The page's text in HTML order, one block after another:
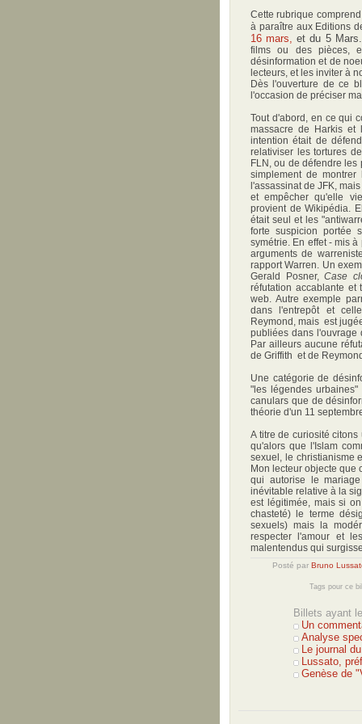
Cette rubrique
à paraître aux Editions
16 mars, et du 5
films ou des pièces,
désinformation et de
lecteurs, et les inviter à
Dès l'ouverture de ce
l'occasion de préciser
Tout d'abord, en ce qui
massacre de Harkis et
intention était de
relativiser les tortures
FLN, ou de défendre les
simplement de
l'assassinat de JFK,
et empêcher qu'elle
provient de Wikipédia.
était seul et les
forte suspicion portée
symétrie. En effet - mis
arguments de
rapport Warren. Un
Gerald Posner, Case
réfutation accablante et
web. Autre exemple
dans l'entrepôt et
Reymond, mais est
publiées dans
Par ailleurs aucune
de Griffith et de
Une catégorie de
"les légendes
canulars que de
théorie d'un 11
A titre de curiosité
qu'alors que l'Islam
sexuel, le christianisme
Mon lecteur objecte que
qui autorise le
inévitable relative à la
est légitimée, mais si
chasteté) le terme
sexuels) mais la
respecter l'amour et
malentendus qui
Posté par Bruno
Tags pour ce
Billets ayant
Un
Analyse
Le journal
Lussato,
Genèse de